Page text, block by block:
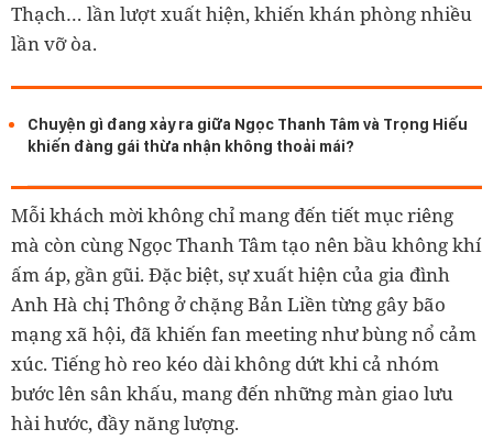
Thạch… lần lượt xuất hiện, khiến khán phòng nhiều
lần vỡ òa.
Chuyện gì đang xảy ra giữa Ngọc Thanh Tâm và Trọng Hiếu
khiến đàng gái thừa nhận không thoải mái?
Mỗi khách mời không chỉ mang đến tiết mục riêng
mà còn cùng Ngọc Thanh Tâm tạo nên bầu không khí
ấm áp, gần gũi. Đặc biệt, sự xuất hiện của gia đình
Anh Hà chị Thông ở chặng Bản Liền từng gây bão
mạng xã hội, đã khiến fan meeting như bùng nổ cảm
xúc. Tiếng hò reo kéo dài không dứt khi cả nhóm
bước lên sân khấu, mang đến những màn giao lưu
hài hước, đầy năng lượng.